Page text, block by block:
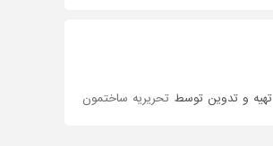
تهیه و تدوین توسط تحریریه ساختمون